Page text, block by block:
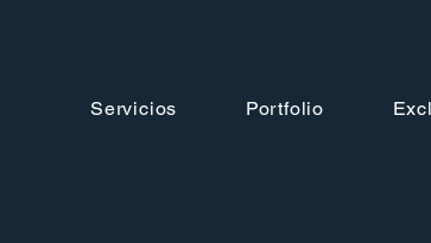
Servicios Portfolio